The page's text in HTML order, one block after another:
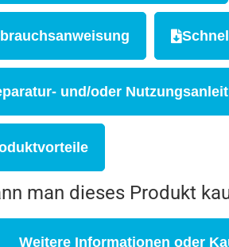
und/oder
man dieses Produkt
Weitere Informationen oder